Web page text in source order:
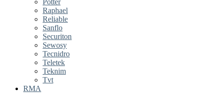
Potter
Raphael
Reliable
Sanflo
Securiton
Sewosy
Tecnidro
Teletek
Teknim
Tvt
RMA